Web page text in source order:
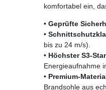
komfortabel ein,
• Geprüfte
•
bis zu 24 m/s).
• Höchster S3-
Energieaufnahme
• Premium-
Brandsohle aus